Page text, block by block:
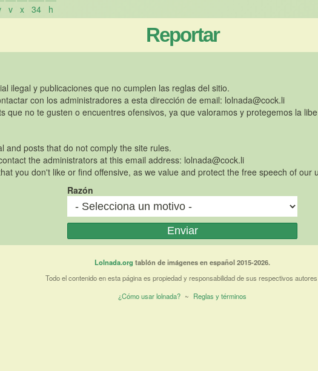
v x 34 h
Reportar
ilegal y publicaciones que no cumplen las reglas del sitio.
con los administradores a esta dirección de email: lolnada@cock.li
que no te gusten o encuentres ofensivos, ya que valoramos y protegemos la
and posts that do not comply the site rules.
the administrators at this email address: lolnada@cock.li
you don't like or find offensive, as we value and protect the free speech of our
Razón
Lolnada.org tablón de imágenes en español 2015-2026.
Todo el contenido en esta página es propiedad y responsabilidad de sus respectivos
¿Cómo usar lolnada? ~ Reglas y términos